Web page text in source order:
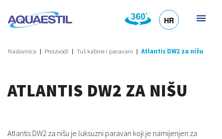
HR
Naslovnica Proizvodi Tuš kabine i paravani Atlantis DW2 za nišu
ATLANTIS DW2 ZA NIŠU
Atlantis DW2 za nišu je luksuzni paravan koji je namijenjen za